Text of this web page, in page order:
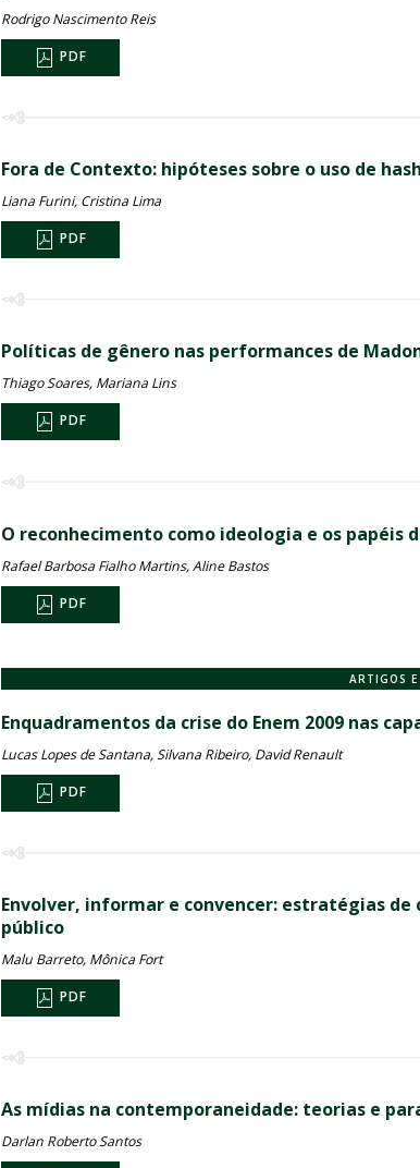
Rodrigo Nascimento Reis
PDF
Fora de Contexto: hipóteses sobre o uso de
Liana Furini, Cristina Lima
PDF
Políticas de gênero nas performances de
Thiago Soares, Mariana Lins
PDF
O reconhecimento como ideologia e os papéis
Rafael Barbosa Fialho Martins, Aline Bastos
PDF
ARTIGOS
Enquadramentos da crise do Enem 2009 nas
Lucas Lopes de Santana, Silvana Ribeiro, David Renault
PDF
Envolver, informar e convencer: estratégias
público
Malu Barreto, Mônica Fort
PDF
As mídias na contemporaneidade: teorias e
Darlan Roberto Santos